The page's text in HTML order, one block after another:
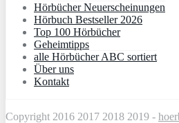
Hörbücher Neuerscheinungen
Hörbuch Bestseller 2026
Top 100 Hörbücher
Geheimtipps
alle Hörbücher ABC sortiert
Über uns
Kontakt
Copyright 2016 2017 2018 2019 -